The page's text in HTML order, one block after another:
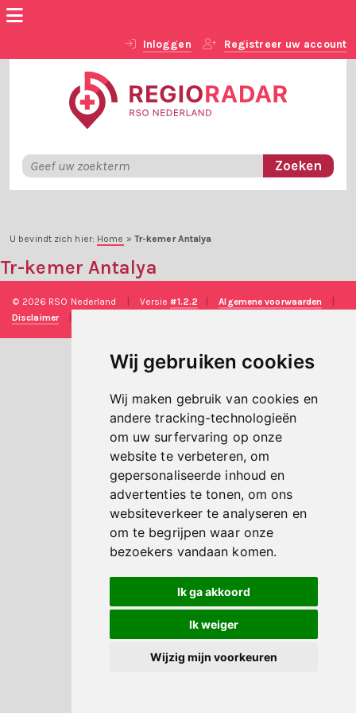
Wij gebruiken cookies
Wij maken gebruik van cookies en
andere tracking-technologieën
om uw surfervaring op onze
website te verbeteren, om
gepersonaliseerde inhoud en
advertenties te tonen, om ons
websiteverkeer te analyseren en
om te begrijpen waar onze
bezoekers vandaan komen.
Ik ga akkoord
Ik weiger
Wijzig mijn voorkeuren
Inloggen Registreer uw account
U bevindt zich hier: Home » Tr-kemer Antalya
Tr-kemer Antalya
© 2026 RSO Nederland Versie#1.2.2 Algemene voorwaarden
Disclaimer